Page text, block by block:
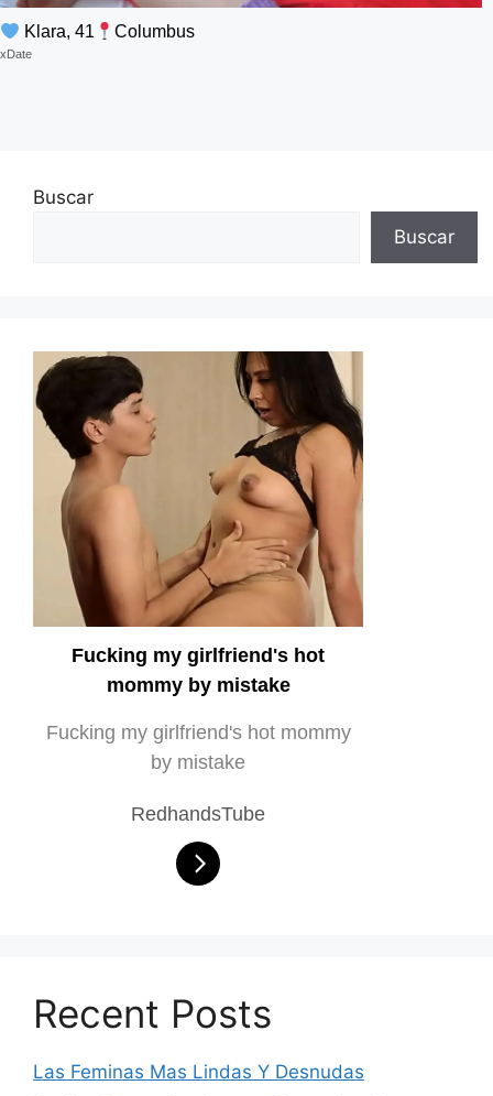
Klara, 41 Columbus
xDate
Buscar
Buscar
Fucking my girlfriend's hot
mommy by mistake
Fucking my girlfriend's hot mommy
by mistake
RedhandsTube
Recent Posts
Las Feminas Mas Lindas Y Desnudas